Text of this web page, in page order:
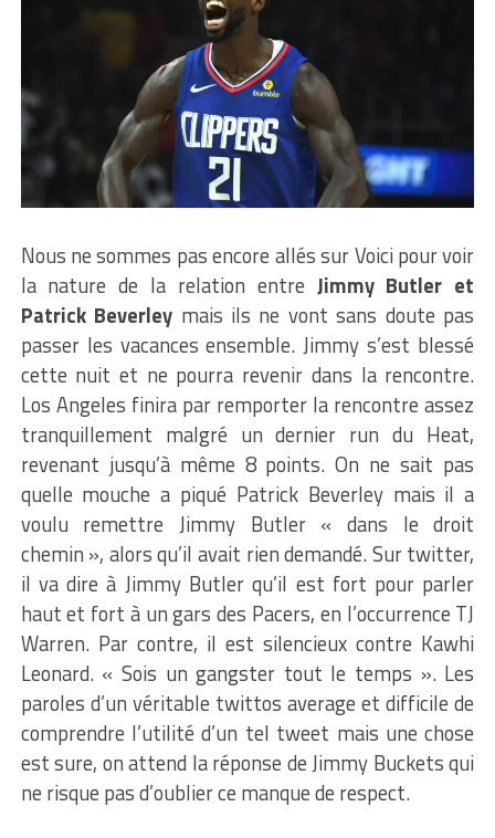
Nous ne sommes pas encore allés sur Voici pour voir
la nature de la relation entre Jimmy Butler et
Patrick Beverley mais ils ne vont sans doute pas
passer les vacances ensemble. Jimmy s’est blessé
cette nuit et ne pourra revenir dans la rencontre.
Los Angeles finira par remporter la rencontre assez
tranquillement malgré un dernier run du Heat,
revenant jusqu’à même 8 points. On ne sait pas
quelle mouche a piqué Patrick Beverley mais il a
voulu remettre Jimmy Butler « dans le droit
chemin », alors qu’il avait rien demandé. Sur twitter,
il va dire à Jimmy Butler qu’il est fort pour parler
haut et fort à un gars des Pacers, en l’occurrence TJ
Warren. Par contre, il est silencieux contre Kawhi
Leonard. « Sois un gangster tout le temps ». Les
paroles d’un véritable twittos average et difficile de
comprendre l’utilité d’un tel tweet mais une chose
est sure, on attend la réponse de Jimmy Buckets qui
ne risque pas d’oublier ce manque de respect.